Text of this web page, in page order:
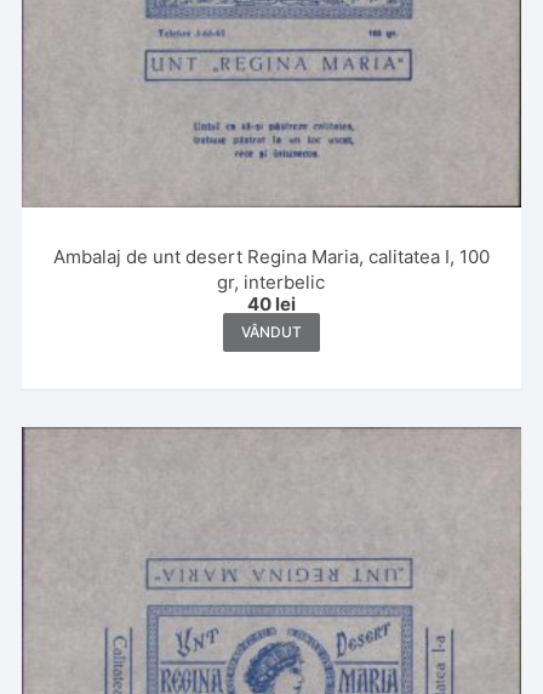
Ambalaj de unt desert Regina Maria, calitatea I, 100
gr, interbelic
40 lei
VÂNDUT